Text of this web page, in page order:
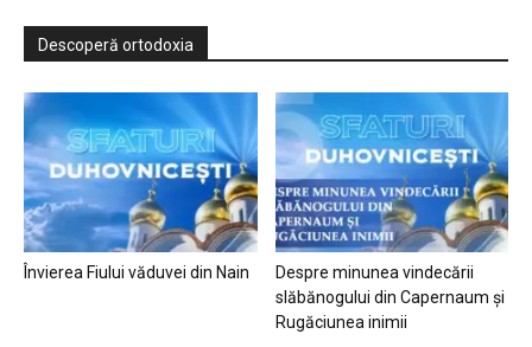
Descoperă ortodoxia
Învierea Fiului văduvei din Nain
Despre minunea vindecării
slăbănogului din Capernaum și
Rugăciunea inimii